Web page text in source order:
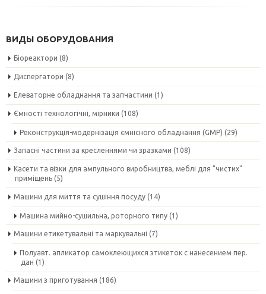
ВИДЫ ОБОРУДОВАНИЯ
Біореактори (8)
Диспергатори (8)
Елеваторне обладнання та запчастини (1)
Ємності технологічні, мірники (108)
Реконструкція-модернізація ємнісного обладнання (GMP) (29)
Запасні частини за кресленнями чи зразками (108)
Касети та візки для ампульного виробництва, меблі для "чистих"
приміщень (5)
Машини для миття та сушіння посуду (14)
Машина мийно-сушильна, роторного типу (1)
Машини етикетувальні та маркувальні (7)
Полуавт. апликатор самоклеющихся этикеток с нанесением пер.
дан (1)
Машини з приготування (186)